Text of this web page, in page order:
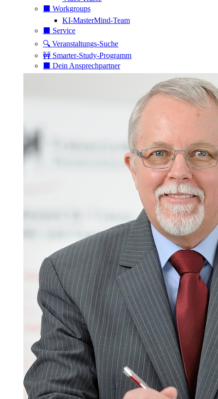
⬛️ Workgroups
KI-MasterMind-Team
⬛️ Service
🔍 Veranstaltungs-Suche
🚧 Smarter-Study-Programm
⬛️ Dein Ansprechpartner